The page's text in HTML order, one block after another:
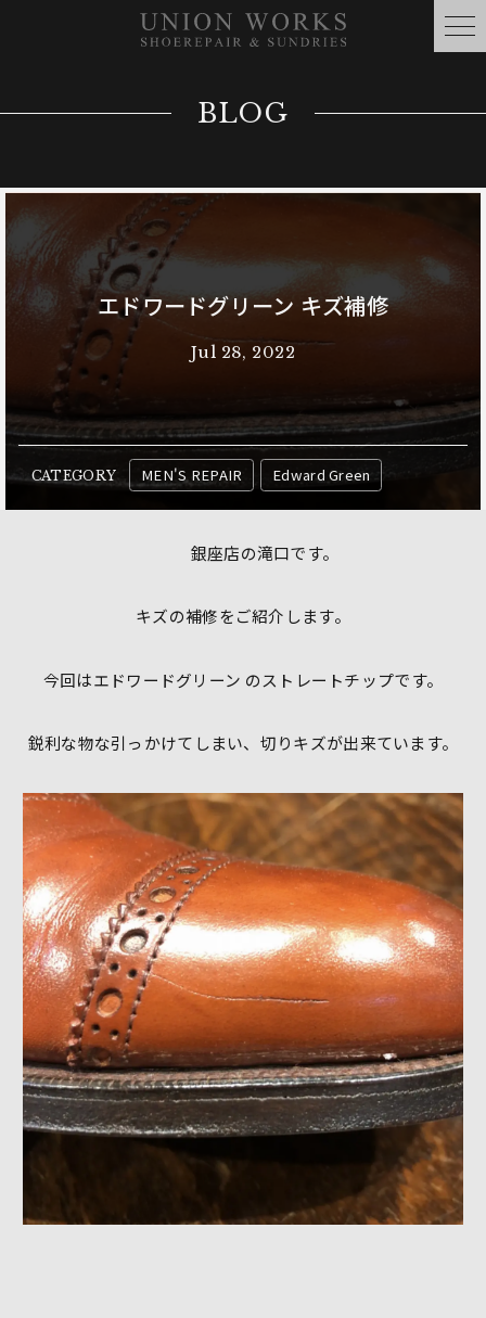
BLOG
エドワードグリーン キズ補修
Jul 28, 2022
CATEGORY MEN'S REPAIR Edward Green
銀座店の滝口です。
キズの補修をご紹介します。
今回はエドワードグリーン のストレートチップです。
鋭利な物な引っかけてしまい、切りキズが出来ています。